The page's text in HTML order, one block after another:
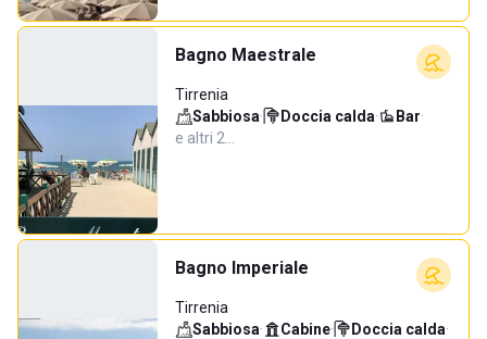
Bagno Maestrale
Tirrenia
Sabbiosa· Doccia calda· Bar·
e altri 2…
Bagno Imperiale
Tirrenia
Sabbiosa· Cabine· Doccia calda·